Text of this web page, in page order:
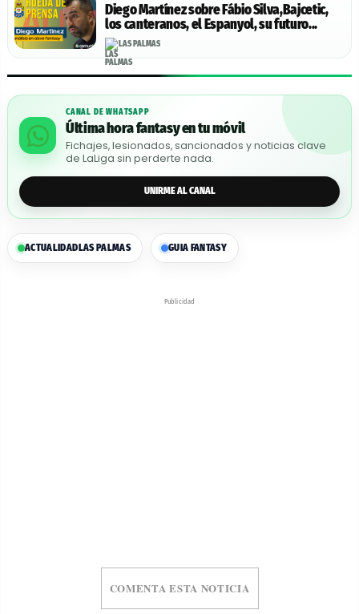
Diego Martínez sobre Fábio Silva,Bajcetic,
los canteranos, el Espanyol, su futuro...
LAS PALMAS
CANAL DE WHATSAPP
Última hora fantasy en tu móvil
Fichajes, lesionados, sancionados y noticias clave
de LaLiga sin perderte nada.
UNIRME AL CANAL
ACTUALIDAD LAS PALMAS GUIA FANTASY
Publicidad
COMENTA ESTA NOTICIA